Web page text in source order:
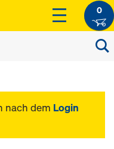
0
nach dem Login